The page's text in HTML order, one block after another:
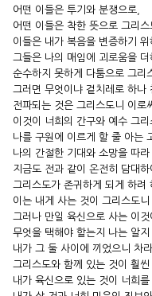
어떤 이들은 투기와 분쟁으로,
어떤 이들은 착한 뜻으로 그리스
이들은 내가 복음을 변증하기
그들은 나의 매임에 괴로움을
순수하지 못하게 다툼으로 그리
그러면 무엇이냐 겉치레로 하나
전파되는 것은 그리스도니 이로
이것이 너희의 간구와 예수 그
나를 구원에 이르게 할 줄 아는
나의 간절한 기대와 소망을 따
지금도 전과 같이 온전히 담대
그리스도가 존귀하게 되게 하려
이는 내게 사는 것이 그리스도
그러나 만일 육신으로 사는 이
무엇을 택해야 할는지 나는 알지
내가 그 둘 사이에 끼었으니 차
그리스도와 함께 있는 것이 훨
내가 육신으로 있는 것이 너희